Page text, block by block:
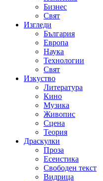
Бизнес
Свят
Изгледи
България
Европа
Наука
Технологии
Свят
Изкуство
Литература
Кино
Музика
Живопис
Сцена
Теория
Драскулки
Проза
Есеистика
Свободен текст
Видрица